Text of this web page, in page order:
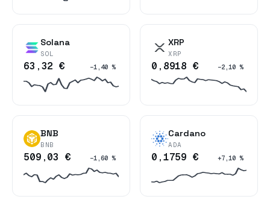
Solana
SOL
63,32 € −1,40 %
XRP
XRP
0,8918 € −2,10 %
BNB
BNB
509,03 € −1,60 %
Cardano
ADA
0,1759 € +7,10 %